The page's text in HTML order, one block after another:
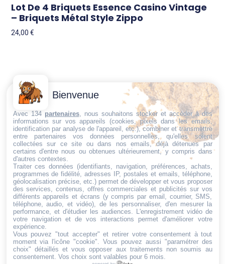
Lot De 4 Briquets Essence Casino Vintage
– Briquets Métal Style Zippo
24,00€
Trouvez ce qu'il vous faut,
au bon endroit
Conditions
générales
de vente
Politique de
cookies
Politique de
confidentialité
Mentions
légales
Conditions de
retour et de
remboursement
Droit de
rétractation
Contactez-
Nous
Email:
dt@sasbms.fr
Bienvenue
Avec 134 partenaires, nous souhaitons stocker et accéder à des
informations sur vos appareils (cookies, pixels dans les emails,
identification par analyse de l'appareil, etc.), combiner et transmettre
entre partenaires vos données personnelles, qu'elles soient
collectées sur ce site ou dans nos emails, déjà détenues par
certains d'entre nous ou obtenues ultérieurement, y compris dans
d'autres contextes.
Traiter ces données (identifiants, navigation, préférences, achats,
programmes de fidélité, adresses IP, postales et emails, téléphone,
géolocalisation précise, etc.) permet de développer et vous proposer
des services, contenus, offres commerciales et publicités sur vos
différents appareils et écrans (y compris par email, courrier, SMS,
téléphone, audio, et vidéo), de les personnaliser, d'en mesurer la
performance, et d'étudier les audiences. L'enregistrement vidéo de
votre navigation et de vos interactions permet d'améliorer votre
expérience.
Vous pouvez "tout accepter" et retirer votre consentement à tout
moment via l'icône "cookie" . Vous pouvez aussi "paramétrer des
choix" détaillés et vous opposer aux traitements non soumis au
consentement. Vos choix sont valables pour 6 mois.